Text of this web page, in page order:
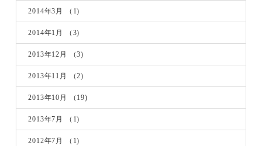
2014年3月 （1)
2014年1月 （3)
2013年12月 （3)
2013年11月 （2)
2013年10月 （19)
2013年7月 （1)
2012年7月 （1)